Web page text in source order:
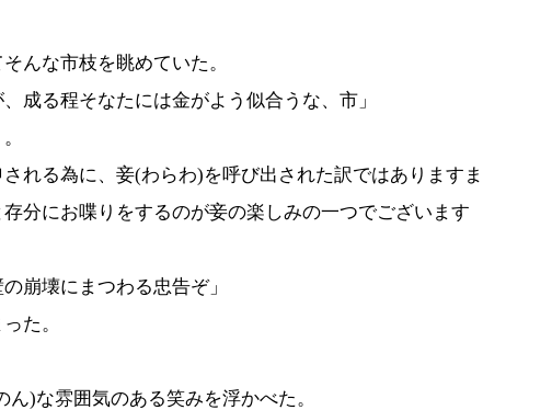
んな市枝を眺めていた。
、成る程そなたには金がよう似合うな、市」
される為に、妾(わらわ)を呼び出された訳ではありますま
分にお喋りをするのが妾の楽しみの一つでございます
崩壊にまつわる忠告ぞ」
た。
)な雰囲気のある笑みを浮かべた。